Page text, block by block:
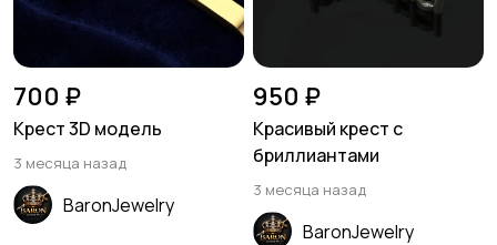
700 ₽
Крест 3D модель
3 месяца назад
BaronJewelry
950 ₽
Красивый крест с
бриллиантами
3 месяца назад
BaronJewelry